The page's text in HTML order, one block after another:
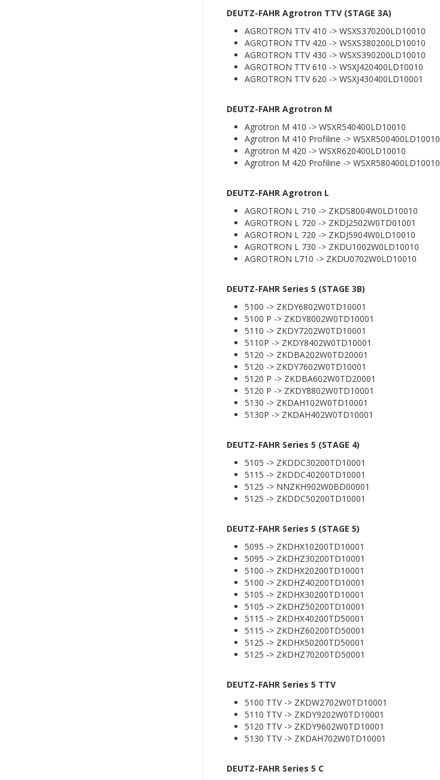
DEUTZ-FAHR Agrotron TTV (STAGE 3A)
AGROTRON TTV 410 -> WSXS370200LD10010
AGROTRON TTV 420 -> WSXS380200LD10010
AGROTRON TTV 430 -> WSXS390200LD10010
AGROTRON TTV 610 -> WSXJ420400LD10010
AGROTRON TTV 620 -> WSXJ430400LD10001
DEUTZ-FAHR Agrotron M
Agrotron M 410 -> WSXR540400LD10010
Agrotron M 410 Profiline -> WSXR500400LD10010
Agrotron M 420 -> WSXR620400LD10010
Agrotron M 420 Profiline -> WSXR580400LD10010
DEUTZ-FAHR Agrotron L
AGROTRON L 710 -> ZKDS8004W0LD10010
AGROTRON L 720 -> ZKDJ2502W0TD01001
AGROTRON L 720 -> ZKDJ5904W0LD10010
AGROTRON L 730 -> ZKDU1002W0LD10010
AGROTRON L710 -> ZKDU0702W0LD10010
DEUTZ-FAHR Series 5 (STAGE 3B)
5100 -> ZKDY6802W0TD10001
5100 P -> ZKDY8002W0TD10001
5110 -> ZKDY7202W0TD10001
5110P -> ZKDY8402W0TD10001
5120 -> ZKDBA202W0TD20001
5120 -> ZKDY7602W0TD10001
5120 P -> ZKDBA602W0TD20001
5120 P -> ZKDY8802W0TD10001
5130 -> ZKDAH102W0TD10001
5130P -> ZKDAH402W0TD10001
DEUTZ-FAHR Series 5 (STAGE 4)
5105 -> ZKDDC30200TD10001
5115 -> ZKDDC40200TD10001
5125 -> NNZKH902W0BD00001
5125 -> ZKDDC50200TD10001
DEUTZ-FAHR Series 5 (STAGE 5)
5095 -> ZKDHX10200TD10001
5095 -> ZKDHZ30200TD10001
5100 -> ZKDHX20200TD10001
5100 -> ZKDHZ40200TD10001
5105 -> ZKDHX30200TD10001
5105 -> ZKDHZ50200TD10001
5115 -> ZKDHX40200TD50001
5115 -> ZKDHZ60200TD50001
5125 -> ZKDHX50200TD50001
5125 -> ZKDHZ70200TD50001
DEUTZ-FAHR Series 5 TTV
5100 TTV -> ZKDW2702W0TD10001
5110 TTV -> ZKDY9202W0TD10001
5120 TTV -> ZKDY9602W0TD10001
5130 TTV -> ZKDAH702W0TD10001
DEUTZ-FAHR Series 5 C